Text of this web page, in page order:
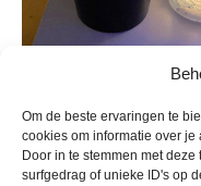
Om de beste ervaringen te
cookies om informatie over
Door in te stemmen met
surfgedrag of unieke ID's op